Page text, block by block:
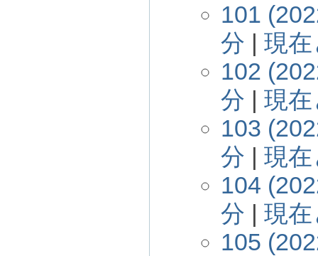
101
分 | 現
102
分 | 現
103
分 | 現
104
分 | 現
105